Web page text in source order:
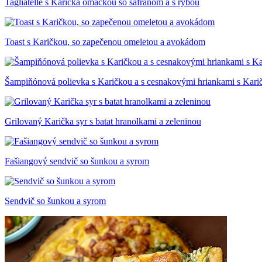
Toast s Karičkou, so zapečenou omeletou a avokádom
Šampiňónová polievka s Karičkou a s cesnakovými hriankami s
Grilovaný Karička syr s batat hranolkami a zeleninou
Fašiangový sendvič so šunkou a syrom
Sendvič so šunkou a syrom